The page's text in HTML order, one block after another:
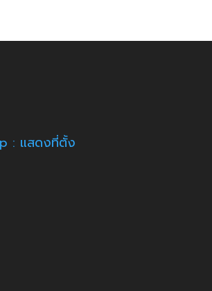
: แสดงที่ตั้ง